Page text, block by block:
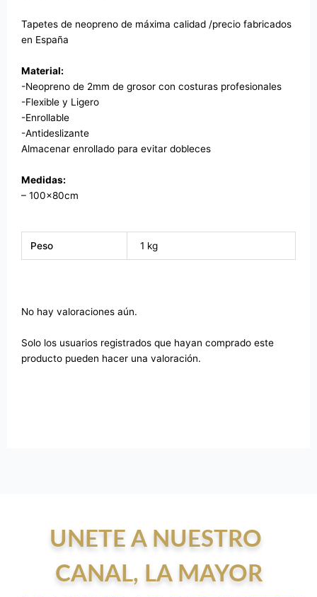
Tapetes de neopreno de máxima calidad /precio fabricados
en España
Material:
-Neopreno de 2mm de grosor con costuras profesionales
-Flexible y Ligero
-Enrollable
-Antideslizante
Almacenar enrollado para evitar dobleces
Medidas:
– 100x80cm
Peso 1 kg
No hay valoraciones aún.
Solo los usuarios registrados que hayan comprado este
producto pueden hacer una valoración.
UNETE A NUESTRO
CANAL, LA MAYOR